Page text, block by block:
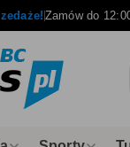
Zamów do